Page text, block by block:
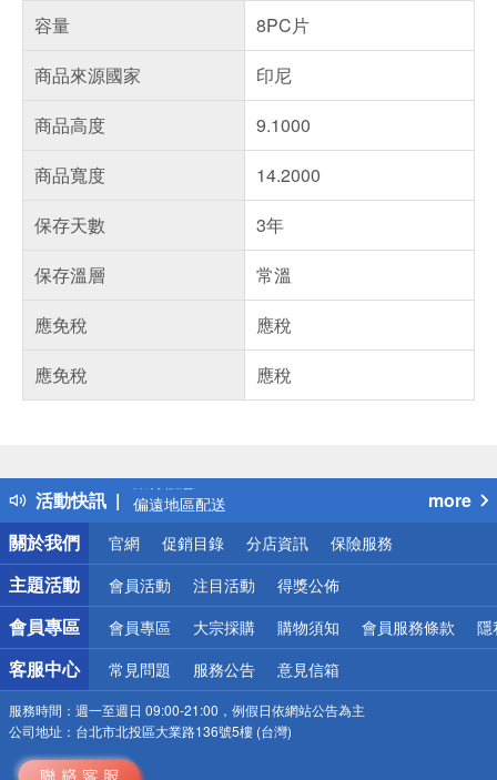
容量
8PC片
商品來源國家
印尼
商品高度
9.1000
商品寬度
14.2000
保存天數
3年
保存溫層
常溫
應免稅
應稅
應免稅
應稅
活動快訊
詐騙網頁！請小心！
銀行優惠
偏遠地區配送
詐騙網頁！請小心！
more
關於我們
官網 促銷目錄 分店資訊 保險服務
主題活動 會員活動 注目活動 得獎公佈
會員專區 會員專區 大宗採購 購物須知 會員服務條款 隱
客服中心 常見問題 服務公告 意見信箱
服務時間： 週一至週日 09:00-21:00，例假日依網站公告為主
公司地址： 台北市北投區大業路136號5樓 (台灣)